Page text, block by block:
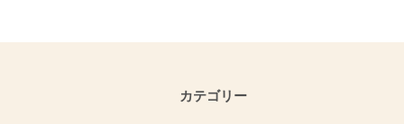
カテゴリー